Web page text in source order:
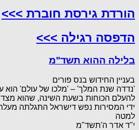
הורדת גירסת חוברת >>>
הדפסה רגילה >>>
בלילה ההוא תשד"מ
בעניין החידוש בנס פורים
'נדדה שנת המלך' – 'מלכו של עולם' הוא
להעלם הכוחות בשעת השינה, שהוא
ידי המסירות נפש דישראל התגלתה
למטה
י"ד אדר ה'תשד"מ